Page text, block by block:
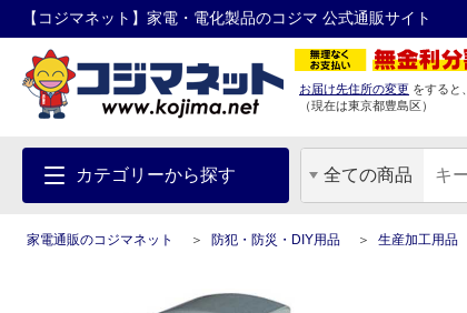
【コジマネット】家電・電化製品のコジマ 公式通販サイト
お届け先住所の変更 をすると
（現在は東京都豊島区）
カテゴリーから探す 全ての商品
家電通販のコジマネット 防犯・防災・DIY用品 生産加工用品